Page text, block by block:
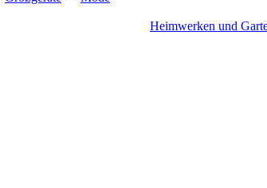
Heimwerken und